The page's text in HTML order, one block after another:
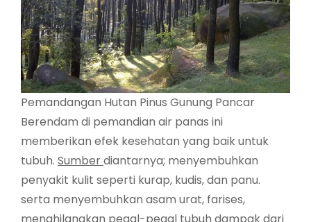
Pemandangan Hutan Pinus Gunung Pancar
Berendam di pemandian air panas ini
memberikan efek kesehatan yang baik untuk
tubuh. Sumberdiantarnya; menyembuhkan
penyakit kulit seperti kurap, kudis, dan panu.
serta menyembuhkan asam urat, farises,